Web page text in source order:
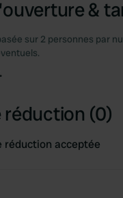
&
sur 2 personnes par
réduction (0)
réduction acceptée